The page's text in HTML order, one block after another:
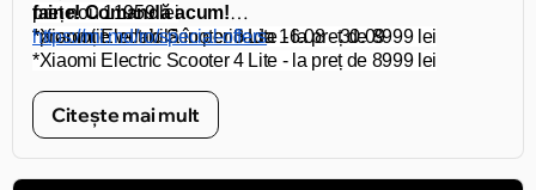
preț nou 11959 lei
*Xiaomi Electric Scooter 3 Lite - la preț de 8999 lei
*Xiaomi Electric Scooter 4 Lite - la preț de 8999 lei
*Xiaomi Mi Smart Electric Folding Bike - la preț de 17999
lei
faine! Comandă acum!
*promoție valabilă în perioada 16.08 - 30.09
https://mi.md/ro/special-offers
Citește mai mult